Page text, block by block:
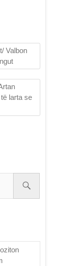
Valbon
larta se